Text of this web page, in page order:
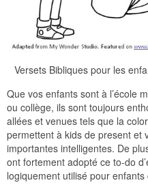
Versets Bibliques pour les
Que vos enfants sont à l’école
ou collège, ils sont toujours
allées et venues tels que la
permettent à kids de present et
importantes intelligentes. De
ont fortement adopté ce to-do
logiquement utilisé pour